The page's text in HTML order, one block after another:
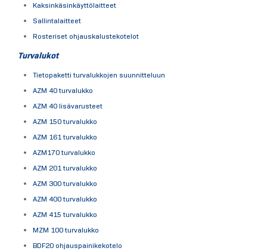
Kaksinkäsinkäyttölaitteet
Sallintalaitteet
Rosteriset ohjauskalustekotelot
Turvalukot
Tietopaketti turvalukkojen suunnitteluun
AZM 40 turvalukko
AZM 40 lisävarusteet
AZM 150 turvalukko
AZM 161 turvalukko
AZM170 turvalukko
AZM 201 turvalukko
AZM 300 turvalukko
AZM 400 turvalukko
AZM 415 turvalukko
MZM 100 turvalukko
BDF20 ohjauspainikekotelo